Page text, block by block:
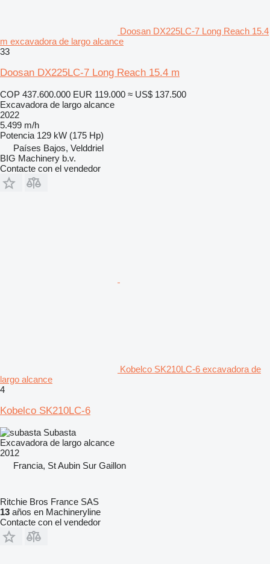
Doosan DX225LC-7 Long Reach 15.4
m excavadora de largo alcance
33
Doosan DX225LC-7 Long Reach 15.4 m
COP 437.600.000 EUR 119.000 ≈ US$ 137.500
Excavadora de largo alcance
2022
5.499 m/h
Potencia 129 kW (175 Hp)
Países Bajos, Velddriel
BIG Machinery b.v.
Contacte con el vendedor
Kobelco SK210LC-6 excavadora de
largo alcance
4
Kobelco SK210LC-6
Subasta
Excavadora de largo alcance
2012
Francia, St Aubin Sur Gaillon
Ritchie Bros France SAS
13 años en Machineryline
Contacte con el vendedor